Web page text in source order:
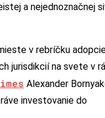
a nejednoznačnej
v rebríčku
jurisdikcií na svete v
Alexander
investovanie do